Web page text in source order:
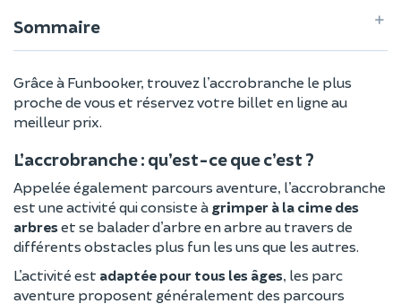
Sommaire
Grâce à Funbooker, trouvez l’accrobranche le plus
proche de vous et réservez votre billet en ligne au
meilleur prix.
L’accrobranche : qu’est-ce que c’est ?
Appelée également parcours aventure, l’accrobranche
est une activité qui consiste à grimper à la cime des
arbreset se balader d’arbre en arbre au travers de
différents obstacles plus fun les uns que les autres.
L’activité est adaptée pour tous les âges , les parc
aventure proposent généralement des parcours